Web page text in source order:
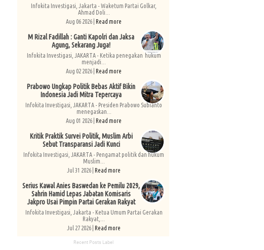
Infokita Investigasi, Jakarta - Waketum Partai Golkar,
Ahmad Doli...
Aug 06 2026 | Read more
M Rizal Fadillah : Ganti Kapolri dan Jaksa
Agung, Sekarang Juga!
Infokita Investigasi, JAKARTA - Ketika penegakan hukum
menjadi...
Aug 02 2026 | Read more
Prabowo Ungkap Politik Bebas Aktif Bikin
Indonesia Jadi Mitra Tepercaya
Infokita Investigasi, JAKARTA - Presiden Prabowo Subianto
menegaskan...
Aug 01 2026 | Read more
Kritik Praktik Survei Politik, Muslim Arbi
Sebut Transparansi Jadi Kunci
Infokita Investigasi, JAKARTA - Pengamat politik dan hukum
Muslim...
Jul 31 2026 | Read more
Serius Kawal Anies Baswedan ke Pemilu 2029,
Sahrin Hamid Lepas Jabatan Komisaris
Jakpro Usai Pimpin Partai Gerakan Rakyat
Infokita Investigasi, Jakarta - Ketua Umum Partai Gerakan
Rakyat,...
Jul 27 2026 | Read more
Recent Posts Label